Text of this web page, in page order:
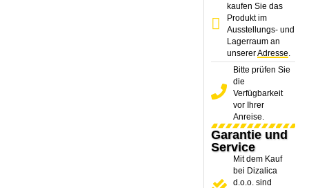
kaufen Sie das
Produkt im
Ausstellungs- und
Lagerraum an
unsererAdresse
Bitte prüfen Sie
die
Verfügbarkeit
vor Ihrer
Anreise.
Garantie und
Service
Mit dem Kauf
bei Dizalica
d.o.o. sind